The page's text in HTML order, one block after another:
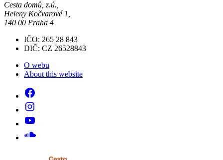
Cesta domů, z.ú.,
Heleny Kočvarové 1,
140 00 Praha 4
IČO: 265 28 843
DIČ: CZ 26528843
O webu
About this website